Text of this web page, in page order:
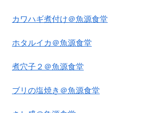
カワハギ煮付け＠魚源食堂
ホタルイカ＠魚源食堂
煮穴子２＠魚源食堂
ブリの塩焼き＠魚源食堂